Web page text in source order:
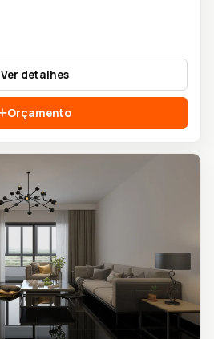
Ver detalhes
Orçamento